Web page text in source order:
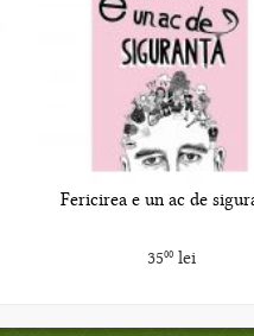
Fericirea e un ac de
3500lei